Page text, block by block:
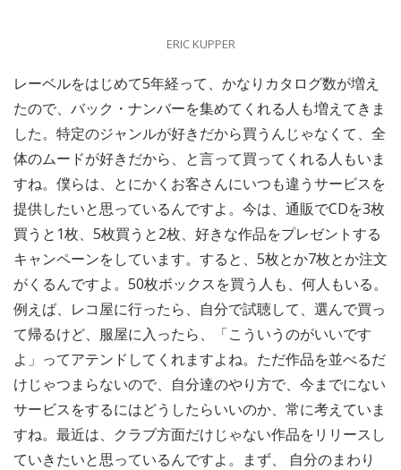
ERIC KUPPER
レーベルをはじめて5年経って、かなりカタログ数が増え
たので、バック・ナンバーを集めてくれる人も増えてきま
した。特定のジャンルが好きだから買うんじゃなくて、全
体のムードが好きだから、と言って買ってくれる人もいま
すね。僕らは、とにかくお客さんにいつも違うサービスを
提供したいと思っているんですよ。今は、通販でCDを3枚
買うと1枚、5枚買うと2枚、好きな作品をプレゼントする
キャンペーンをしています。すると、5枚とか7枚とか注文
がくるんですよ。50枚ボックスを買う人も、何人もいる。
例えば、レコ屋に行ったら、自分で試聴して、選んで買っ
て帰るけど、服屋に入ったら、「こういうのがいいです
よ」ってアテンドしてくれますよね。ただ作品を並べるだ
けじゃつまらないので、自分達のやり方で、今までにない
サービスをするにはどうしたらいいのか、常に考えていま
すね。最近は、クラブ方面だけじゃない作品をリリースし
ていきたいと思っているんですよ。まず、 自分のまわり